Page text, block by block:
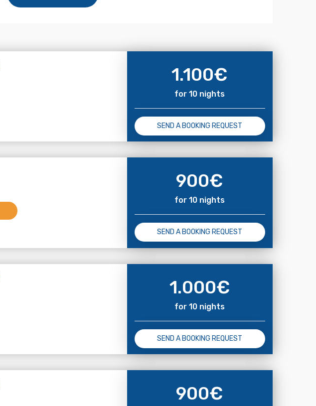
1.100€
for 10 nights
SEND A BOOKING REQUEST
900€
for 10 nights
SEND A BOOKING REQUEST
1.000€
for 10 nights
SEND A BOOKING REQUEST
900€